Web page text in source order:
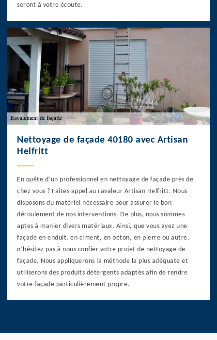
seront à votre écoute.
Nettoyage de façade 40180 avec Artisan
Helfritt
En quête d’un professionnel en nettoyage de façade près de
chez vous ? Faites appel au ravaleur Artisan Helfritt. Nous
disposons du matériel nécessaire pour assurer le bon
déroulement de nos interventions. De plus, nous sommes
aptes à manier divers matériaux. Ainsi, que vous ayez une
façade en enduit, en ciment, en béton, en pierre ou autre,
n’hésitez pas à nous confier votre projet de nettoyage de
façade. Nous appliquerons la méthode la plus adéquate et
utiliserons des produits détergents adaptés afin de rendre
votre façade particulièrement propre.